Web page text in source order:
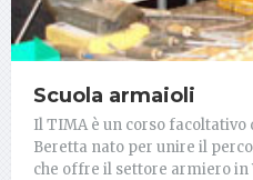
Scuola armaioli
Il TIMA è un corso
Beretta nato per unire il
che offre il settore armiero in